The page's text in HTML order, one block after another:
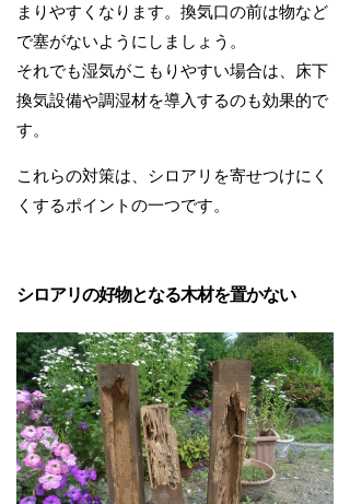
まりやすくなります。換気口の前は物など
で塞がないようにしましょう。
それでも湿気がこもりやすい場合は、床下
換気設備や調湿材を導入するのも効果的で
す。
これらの対策は、シロアリを寄せつけにく
くするポイントの一つです。
シロアリの好物となる木材を置かない